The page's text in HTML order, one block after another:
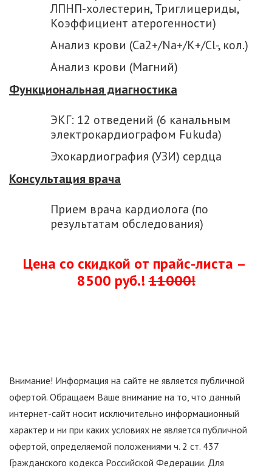
ЛПНП-холестерин, Триглицериды,
Коэффициент атерогенности)
Анализ крови (Ca2+/Na+/K+/Cl-, кол.)
Анализ крови (Магний)
Функциональная диагностика
ЭКГ: 12 отведений (6 канальным
электрокардиографом Fukuda)
Эхокардиография (УЗИ) сердца
Консультация врача
Прием врача кардиолога (по
результатам обследования)
Цена со скидкой от прайс-листа –
8500 руб.!11000!
Внимание! Информация на сайте не является публичной
офертой. Обращаем Ваше внимание на то, что данный
интернет-сайт носит исключительно информационный
характер и ни при каких условиях не является публичной
офертой, определяемой положениями ч. 2 ст. 437
Гражданского кодекса Российской Федерации. Для